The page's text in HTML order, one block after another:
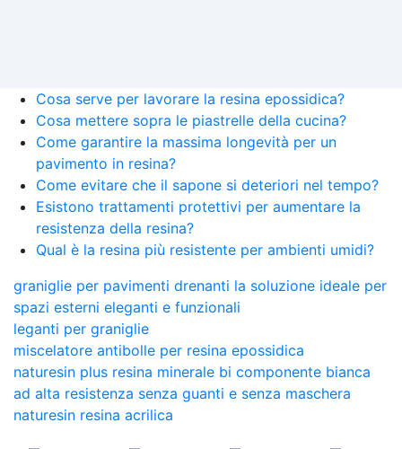
Cosa serve per lavorare la resina epossidica?
Cosa mettere sopra le piastrelle della cucina?
Come garantire la massima longevità per un
pavimento in resina?
Come evitare che il sapone si deteriori nel tempo?
Esistono trattamenti protettivi per aumentare la
resistenza della resina?
Qual è la resina più resistente per ambienti umidi?
graniglie per pavimenti drenanti la soluzione ideale per
spazi esterni eleganti e funzionali
leganti per graniglie
miscelatore antibolle per resina epossidica
naturesin plus resina minerale bi componente bianca
ad alta resistenza senza guanti e senza maschera
naturesin resina acrilica